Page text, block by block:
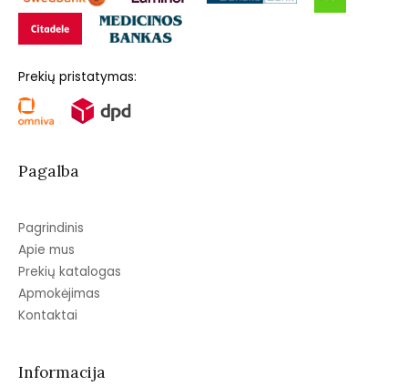
Prekių pristatymas:
Pagalba
Pagrindinis
Apie mus
Prekių katalogas
Apmokėjimas
Kontaktai
Informacija